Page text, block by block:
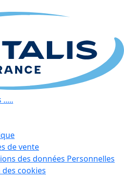
de vente
des données Personnelles
cookies